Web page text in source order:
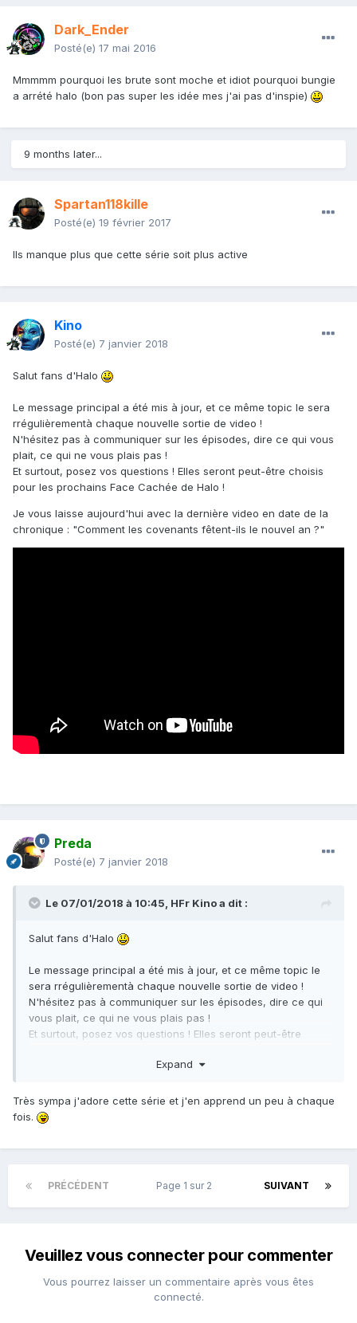
Dark_Ender
Posté(e) 17 mai 2016
Mmmmm pourquoi les brute sont moche et idiot pourquoi bungie
a arrété halo (bon pas super les idée mes j'ai pas d'inspie)
9 months later...
Spartan118kille
Posté(e) 19 février 2017
Ils manque plus que cette série soit plus active
Kino
Posté(e) 7 janvier 2018
Salut fans d'Halo
Le message principal a été mis à jour, et ce même topic le sera
rrégulièrementà chaque nouvelle sortie de video !
N'hésitez pas à communiquer sur les épisodes, dire ce qui vous
plait, ce qui ne vous plais pas !
Et surtout, posez vos questions ! Elles seront peut-être choisis
pour les prochains Face Cachée de Halo !
Je vous laisse aujourd'hui avec la dernière video en date de la
chronique : "Comment les covenants fêtent-ils le nouvel an ?"
Preda
Posté(e) 7 janvier 2018
Le 07/01/2018 à 10:45, HFr Kinoa dit :
Salut fans d'Halo
Le message principal a été mis à jour, et ce même topic le
sera rrégulièrementà chaque nouvelle sortie de video !
N'hésitez pas à communiquer sur les épisodes, dire ce qui
vous plait, ce qui ne vous plais pas !
Et surtout, posez vos questions ! Elles seront peut-être
nouvel an ?"
Expand
Très sympa j'adore cette série et j'en apprend un peu à chaque
fois.
PRÉCÉDENT SUIVANT
Page 1 sur 2
Veuillez vous connecter pour commenter
Vous pourrez laisser un commentaire après vous êtes
connecté.